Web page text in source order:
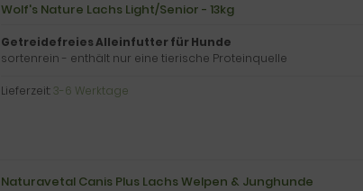
Wolf's Nature Lachs Light/Senior - 13kg
Getreidefreies Alleinfutter für Hunde
sortenrein - enthält nur eine tierische Proteinquelle
Lieferzeit: 3-6 Werktage
Naturavetal Canis Plus Lachs Welpen & Junghunde